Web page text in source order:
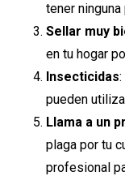
tener
Sellar muy
en tu hogar
Insecticidas
pueden
Llama a un
plaga por tu
profesional